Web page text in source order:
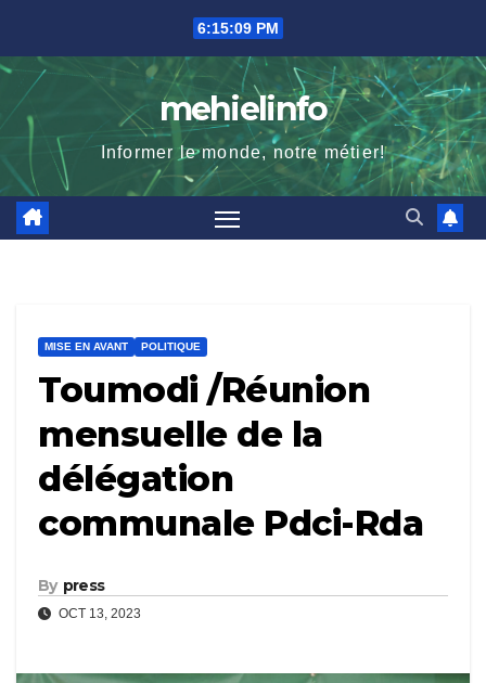
content
6:15:11 PM
mehielinfo
Informer le monde, notre métier!
MISE EN AVANT POLITIQUE
Toumodi /Réunion
mensuelle de la
délégation
communale Pdci-Rda
By press
OCT 13, 2023